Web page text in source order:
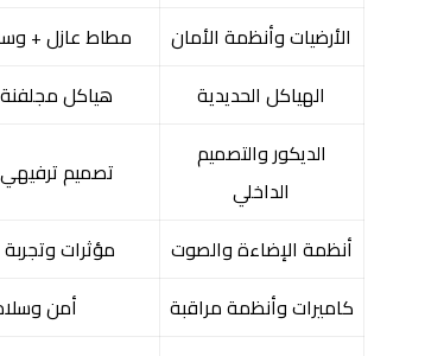
الأرضيات وأنظمة الأمان مطاط عازل +
الهياكل الحديدية
هياكل
الديكور والتصميم
الداخلي
تصميم
أنظمة الإضاءة والصوت مؤثرات
كاميرات وأنظمة مراقبة
أمن